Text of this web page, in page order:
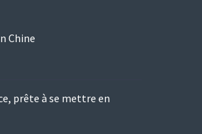
Chine
prête à se mettre en